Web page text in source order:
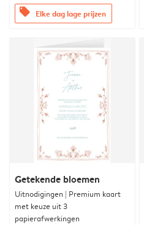
offers Elke dag lage prijzen
Getekende bloemen
Uitnodigingen | Premium kaart
met keuze uit 3
papierafwerkingen